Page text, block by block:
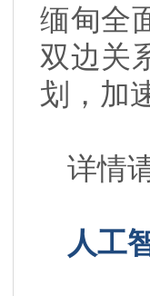
缅甸全
双边关
划，加
详情
人工